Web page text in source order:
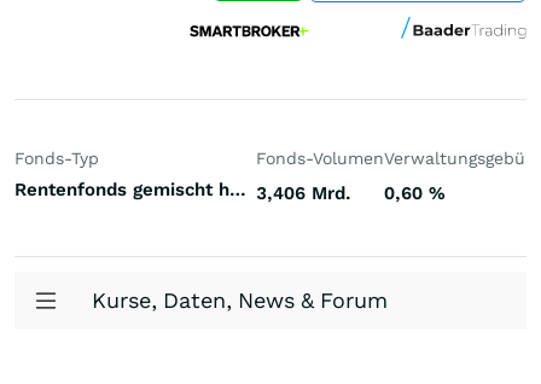
Fonds-Typ
Rentenfonds gemischt höherverzinst Welt Hartwährungen (Welt)
Fonds-Volumen
3,406 Mrd. 0,60 %
Kurse, Daten, News & Forum